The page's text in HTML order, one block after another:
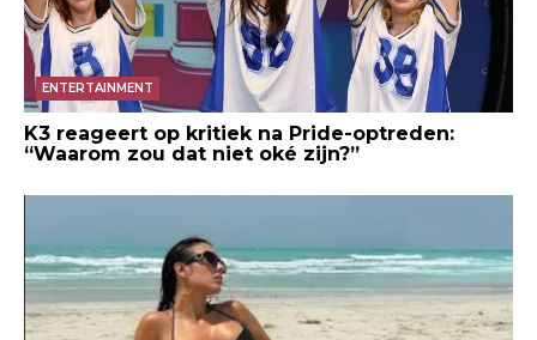
ENTERTAINMENT
K3 reageert op kritiek na Pride-optreden:
“Waarom zou dat niet oké zijn?”